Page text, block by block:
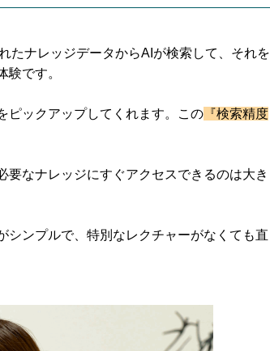
たナレッジデータからAIが検索して、それを
です。
ピックアップしてくれます。この 『検索精度
なナレッジにすぐアクセスできるのは大き
シンプルで、特別なレクチャーがなくても直